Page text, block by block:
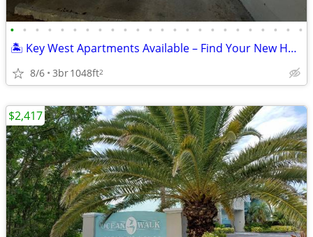
• • • • • • • • • • • • • • • • • • • • • • • •
🏝️ Key West Apartments Available – Find Your New Home Today!
8/6 3br1048ft2
$2,417